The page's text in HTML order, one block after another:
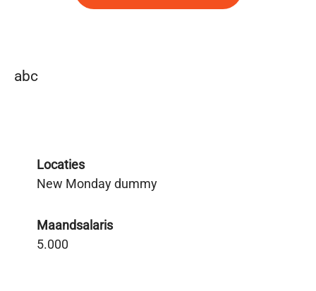
abc
Locaties
New Monday dummy
Maandsalaris
5.000